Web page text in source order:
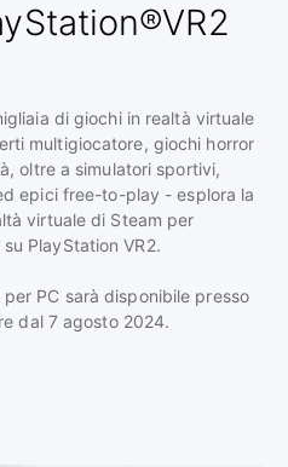
di giochi in realtà virtuale
multigiocatore, giochi horror
oltre a simulatori sportivi,
epici free-to-play - esplora la
virtuale di Steam per
PlayStation VR2.
per PC sarà disponibile presso
dal 7 agosto 2024.